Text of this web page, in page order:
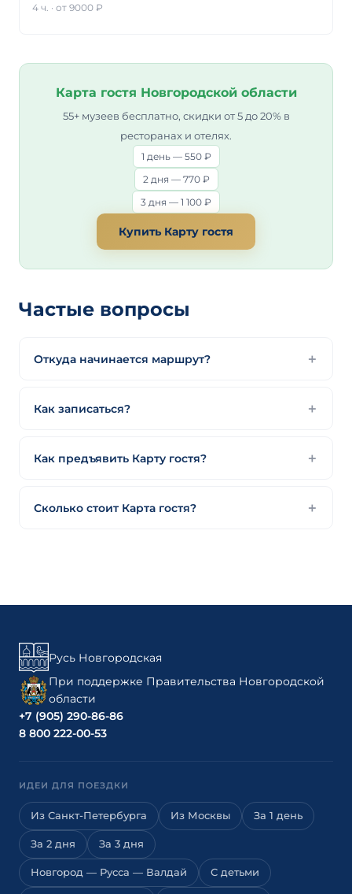
4 ч. · от 9000 ₽
Карта гостя Новгородской области
55+ музеев бесплатно, скидки от 5 до 20% в
ресторанах и отелях.
1 день — 550 ₽
2 дня — 770 ₽
3 дня — 1 100 ₽
Купить Карту гостя
Частые вопросы
Откуда начинается маршрут?
Как записаться?
Как предъявить Карту гостя?
Сколько стоит Карта гостя?
Русь Новгородская
При поддержке Правительства Новгородской
области
+7 (905) 290-86-86
8 800 222-00-53
ИДЕИ ДЛЯ ПОЕЗДКИ
Из Санкт-Петербурга Из Москвы За 1 день
За 2 дня За 3 дня
Новгород — Русса — Валдай С детьми